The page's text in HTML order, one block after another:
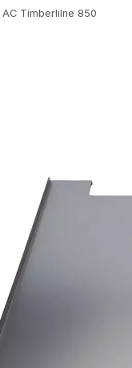
Timberlilne 850